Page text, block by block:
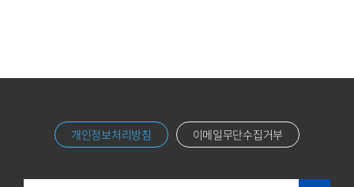
개인정보처리방침 이메일무단수집거부